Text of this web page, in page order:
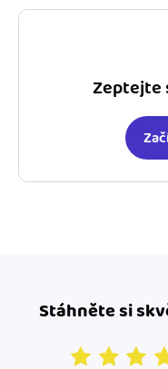
Zeptejte
Stáhněte si